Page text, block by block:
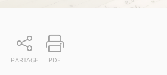
PARTAGE PDF